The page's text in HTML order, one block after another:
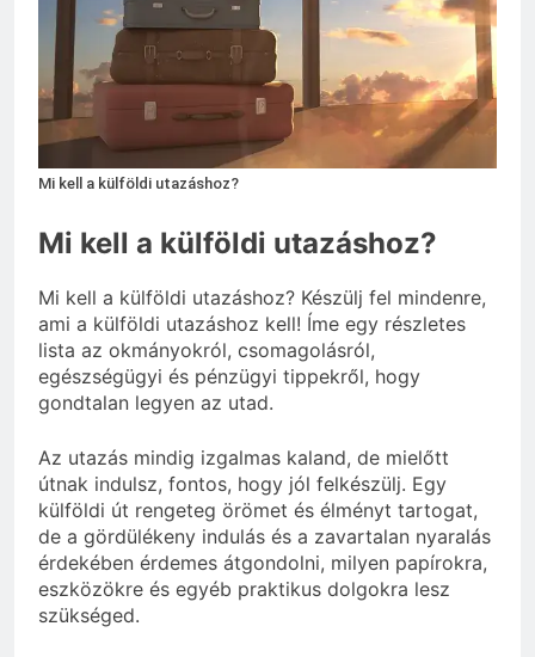
Zöld fal készítése otthon lépésről
lépésre
3 Hét Ezelőtt
Mi kell a külföldi utazáshoz?
Mi kell a külföldi utazáshoz?
Mi kell a külföldi utazáshoz? Készülj fel mindenre,
ami a külföldi utazáshoz kell! Íme egy részletes
lista az okmányokról, csomagolásról,
egészségügyi és pénzügyi tippekről, hogy
gondtalan legyen az utad.
Az utazás mindig izgalmas kaland, de mielőtt
útnak indulsz, fontos, hogy jól felkészülj. Egy
külföldi út rengeteg örömet és élményt tartogat,
de a gördülékeny indulás és a zavartalan nyaralás
érdekében érdemes átgondolni, milyen papírokra,
eszközökre és egyéb praktikus dolgokra lesz
szükséged.